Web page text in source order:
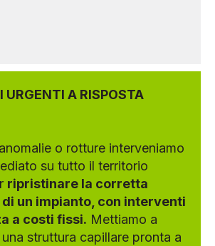
URGENTI A RISPOSTA
o rotture interveniamo
su tutto il territorio
ripristinare la corretta
un impianto, con interventi
a costi fissi. Mettiamo a
struttura capillare pronta a